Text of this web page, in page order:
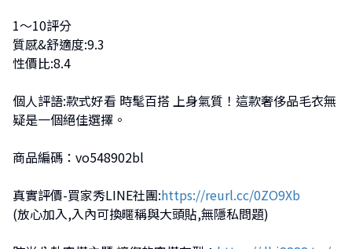
1～10評分
質感&舒適度:9.3
性價比:8.4
個人評語:款式好看 時髦百搭 上身氣質！這款奢侈品毛衣無
疑是一個絕佳選擇。
商品編碼：vo548902bl
真實評價-買家秀LINE社團:https://reurl.cc/0ZO9Xb
(放心加入,入內可換暱稱與大頭貼,無隱私問題)